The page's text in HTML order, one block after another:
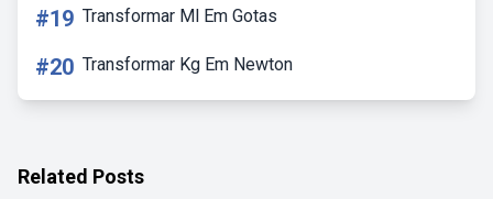
#19 Transformar Ml Em Gotas
#20 Transformar Kg Em Newton
Related Posts